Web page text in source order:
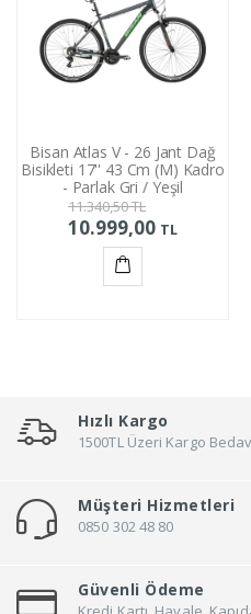
Bisan Atlas V - 26 Jant Dağ
Bisikleti 17'' 43 Cm (M) Kadro
- Parlak Gri / Yeşil
11.340,50TL
10.999,00 TL
Hızlı Kargo
1500TL Üzeri Kargo
Müşteri Hizmetleri
0850 302 48 80
Güvenli Ödeme